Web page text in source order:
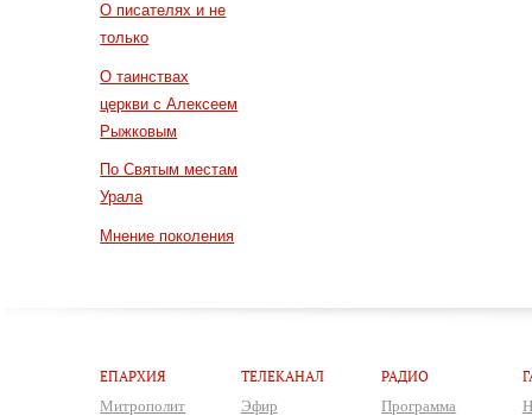
О писателях и не
только
О таинствах
церкви с Алексеем
Рыжковым
По Святым местам
Урала
Мнение поколения
ЕПАРХИЯ
Митрополит
ТЕЛЕКАНАЛ
Эфир
РАДИО
Программа